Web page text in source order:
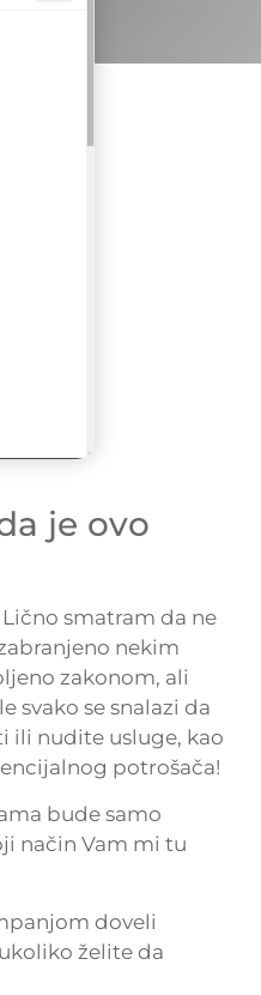
je ovo
Lično smatram da ne
nekim
zakonom, ali
svako se snalazi da
ili nudite usluge, kao
potrošača!
bude samo
način Vam mi tu
doveli
ukoliko želite da